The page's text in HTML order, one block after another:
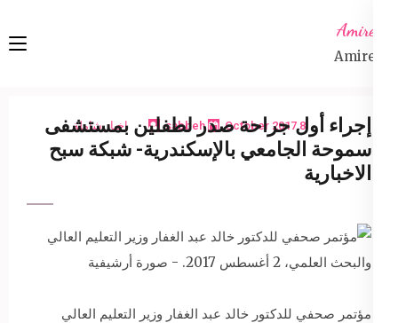
content
Enter)
Amireta
Amireta
8 October 2017
sabbeh اخبار شاملة
إجراء أول جراحة صدر لطفلين بمستشفى
سموحة الجامعي بالإسكندرية- شبكة سبح
الاخبارية
مؤتمر صحفي للدكتور خالد عبد الغفار وزير التعليم العالي